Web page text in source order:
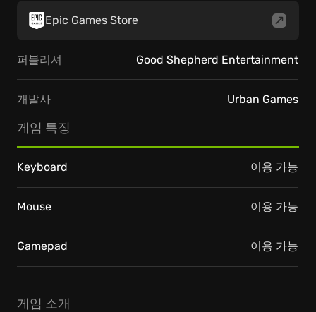
게임 소개
Epic Games Store
퍼블리셔 Good Shepherd Entertainment
개발사 Urban Games
게임 특징
Keyboard 이용 가능
Mouse 이용 가능
Gamepad 이용 가능